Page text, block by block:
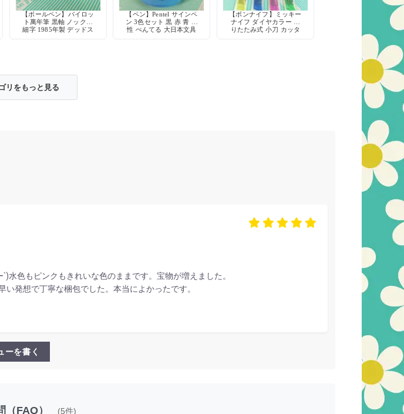
【ボールペン】パイロッ
ト萬年筆 黒軸 ノック式
細字 1985年製 デッドス
【ペン】Pentel サインペ
ン 3色セット 黒 赤 青 水
性 ぺんてる 大日本文具
【ボンナイフ】ミッキー
ナイフ ダイヤカラー 折
りたたみ式 小刀 カッタ
リをもっと見る
色もピンクもきれいな色のままです。宝物が増えました。
発想で丁寧な梱包でした。本当によかったです。
ーを書く
（FAQ） (5件)